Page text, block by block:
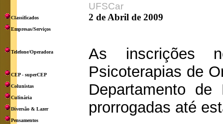
Classificados
Empresas/Serviços
Telefone/Operadora
CEP - superCEP
Colunistas
Culinária
Diversão & Lazer
Pensamentos
UFSCar
2 de Abril de 2009
As inscrições
Psicoterapias de
Departamento
prorrogadas até